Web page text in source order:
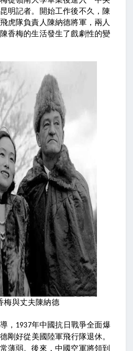
明記者。開始工作後不久，陳
虎隊負責人陳納德將軍，兩人
香梅的生活發生了戲劇性的變
梅與丈夫陳納德
， 1937年中國抗日戰爭全面爆
剛好從美國陸軍飛行隊退休。
薄弱。後來，中國空軍將領到